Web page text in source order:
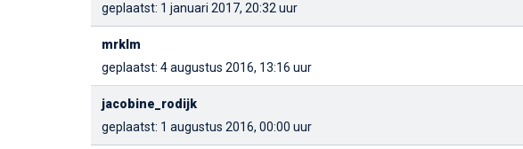
geplaatst: 1 januari 2017, 20:32 uur
mrklm
geplaatst: 4 augustus 2016, 13:16 uur
jacobine_rodijk
geplaatst: 1 augustus 2016, 00:00 uur